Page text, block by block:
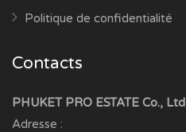
Politique de confidentialité
Contacts
PHUKET PRO ESTATE Co., Ltd
Adresse :